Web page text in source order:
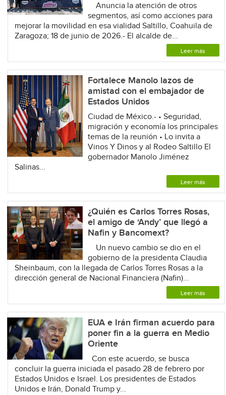
Anuncia la atención de otros
segmentos, así como acciones para
mejorar la movilidad en esa vialidad Saltillo, Coahuila de
Zaragoza; 18 de junio de 2026.- El alcalde de...
Leer más
Fortalece Manolo lazos de
amistad con el embajador de
Estados Unidos
Ciudad de México.- • Seguridad,
migración y economía los principales
temas de la reunión • Lo invita a
Vinos Y Dinos y al Rodeo Saltillo El
gobernador Manolo Jiménez
Salinas...
Leer más
¿Quién es Carlos Torres Rosas,
el amigo de ‘Andy’ que llegó a
Nafin y Bancomext?
Un nuevo cambio se dio en el
gobierno de la presidenta Claudia
Sheinbaum, con la llegada de Carlos Torres Rosas a la
dirección general de Nacional Financiera (Nafin)...
Leer más
EUA e Irán firman acuerdo para
poner fin a la guerra en Medio
Oriente
Con este acuerdo, se busca
concluir la guerra iniciada el pasado 28 de febrero por
Estados Unidos e Israel. Los presidentes de Estados
Unidos e Irán, Donald Trump y...